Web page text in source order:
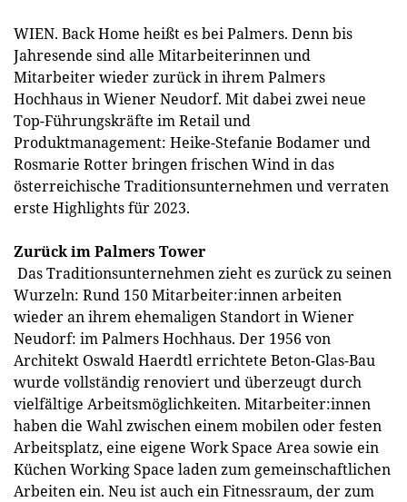
WIEN. Back Home heißt es bei Palmers. Denn bis
Jahresende sind alle Mitarbeiterinnen und
Mitarbeiter wieder zurück in ihrem Palmers
Hochhaus in Wiener Neudorf. Mit dabei zwei neue
Top-Führungskräfte im Retail und
Produktmanagement: Heike-Stefanie Bodamer und
Rosmarie Rotter bringen frischen Wind in das
österreichische Traditionsunternehmen und verraten
erste Highlights für 2023.
Zurück im Palmers Tower
Das Traditionsunternehmen zieht es zurück zu seinen
Wurzeln: Rund 150 Mitarbeiter:innen arbeiten
wieder an ihrem ehemaligen Standort in Wiener
Neudorf: im Palmers Hochhaus. Der 1956 von
Architekt Oswald Haerdtl errichtete Beton-Glas-Bau
wurde vollständig renoviert und überzeugt durch
vielfältige Arbeitsmöglichkeiten. Mitarbeiter:innen
haben die Wahl zwischen einem mobilen oder festen
Arbeitsplatz, eine eigene Work Space Area sowie ein
Küchen Working Space laden zum gemeinschaftlichen
Arbeiten ein. Neu ist auch ein Fitnessraum, der zum